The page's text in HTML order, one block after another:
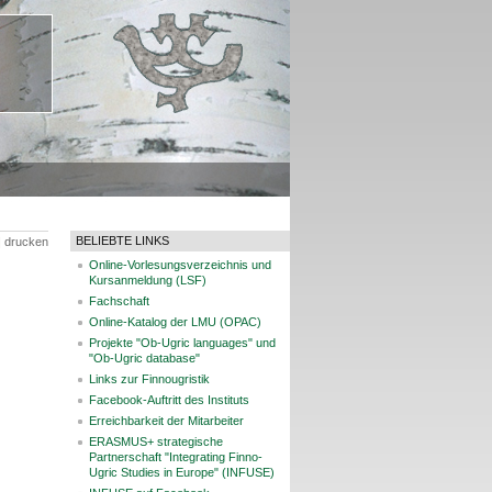
drucken
BELIEBTE LINKS
Online-Vorlesungsverzeichnis und
Kursanmeldung (LSF)
Fachschaft
Online-Katalog der LMU (OPAC)
Projekte "Ob-Ugric languages" und
"Ob-Ugric database"
Links zur Finnougristik
Facebook-Auftritt des Instituts
Erreichbarkeit der Mitarbeiter
ERASMUS+ strategische
Partnerschaft "Integrating Finno-
Ugric Studies in Europe" (INFUSE)